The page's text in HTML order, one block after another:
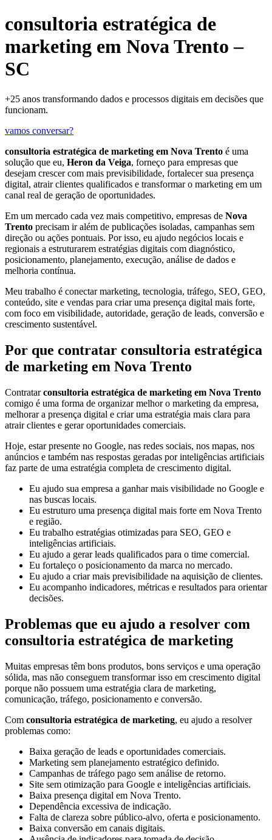
consultoria estratégica de
marketing em Nova Trento –
SC
+25 anos transformando dados e processos digitais em decisões que
funcionam.
vamos conversar?
consultoria estratégica de marketing em Nova Trento é uma
solução que eu, Heron da Veiga, forneço para empresas que
desejam crescer com mais previsibilidade, fortalecer sua presença
digital, atrair clientes qualificados e transformar o marketing em um
canal real de geração de oportunidades.
Em um mercado cada vez mais competitivo, empresas de Nova
Trento precisam ir além de publicações isoladas, campanhas sem
direção ou ações pontuais. Por isso, eu ajudo negócios locais e
regionais a estruturarem estratégias digitais com diagnóstico,
posicionamento, planejamento, execução, análise de dados e
melhoria contínua.
Meu trabalho é conectar marketing, tecnologia, tráfego, SEO, GEO,
conteúdo, site e vendas para criar uma presença digital mais forte,
com foco em visibilidade, autoridade, geração de leads, conversão e
crescimento sustentável.
Por que contratar consultoria estratégica
de marketing em Nova Trento
Contratarconsultoria estratégica de marketing em Nova Trento
comigo é uma forma de organizar melhor o marketing da empresa,
melhorar a presença digital e criar uma estratégia mais clara para
atrair clientes e gerar oportunidades comerciais.
Hoje, estar presente no Google, nas redes sociais, nos mapas, nos
anúncios e também nas respostas geradas por inteligências artificiais
faz parte de uma estratégia completa de crescimento digital.
Eu ajudo sua empresa a ganhar mais visibilidade no Google e
nas buscas locais.
Eu estruturo uma presença digital mais forte em Nova Trento
e região.
Eu trabalho estratégias otimizadas para SEO, GEO e
inteligências artificiais.
Eu ajudo a gerar leads qualificados para o time comercial.
Eu fortaleço o posicionamento da marca no mercado.
Eu ajudo a criar mais previsibilidade na aquisição de clientes.
Eu acompanho indicadores, métricas e resultados para orientar
decisões.
Problemas que eu ajudo a resolver com
consultoria estratégica de marketing
Muitas empresas têm bons produtos, bons serviços e uma operação
sólida, mas não conseguem transformar isso em crescimento digital
porque não possuem uma estratégia clara de marketing,
comunicação, tráfego, posicionamento e conversão.
Com consultoria estratégica de marketing, eu ajudo a resolver
problemas como:
Baixa geração de leads e oportunidades comerciais.
Marketing sem planejamento estratégico definido.
Campanhas de tráfego pago sem análise de retorno.
Site sem otimização para Google e inteligências artificiais.
Baixa presença digital em Nova Trento.
Dependência excessiva de indicação.
Falta de clareza sobre público-alvo, oferta e posicionamento.
Baixa conversão em canais digitais.